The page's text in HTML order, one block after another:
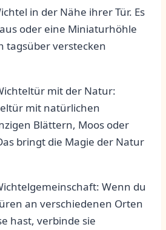
in ⁤der Nähe ihrer Tür. Es
oder eine Miniaturhöhle‍
‌tagsüber ‌verstecken
mit der Natur:
mit natürlichen
⁤Blättern, Moos‍ oder
bringt die Magie der Natur
Wenn du⁤
an verschiedenen Orten
hast, verbinde sie